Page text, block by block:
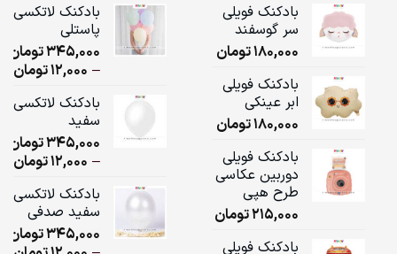
بادکنک فویلی
سر گوسفند
180,000تومان
بادکنک فویلی
ابر عینکی
180,000تومان
بادکنک فویلی
دوربین عکاسی
طرح هپی
215,000تومان
بادکنک فویلی
بادکنک لاتکسی
پاستلی
345,000تومان
–
12,000تومان
بادکنک لاتکسی
سفید
345,000تومان
–
12,000تومان
بادکنک لاتکسی
سفید صدفی
345,000تومان